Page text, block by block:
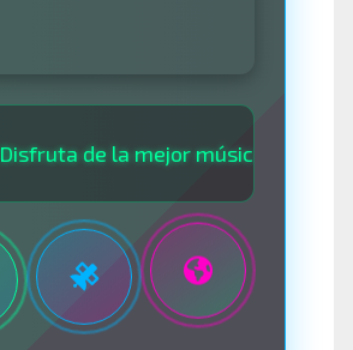
de la mejor música las 24 horas ♫